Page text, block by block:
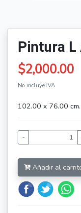
Pintura
$2,000.00
No incluye IVA
102.00 x 76.00 cm.
-
Añadir al